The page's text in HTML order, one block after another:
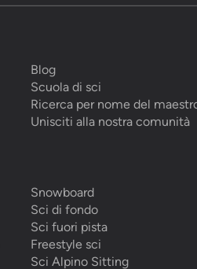
Blog
Scuola di sci
Ricerca per nome del
Unisciti alla nostra comunità
Snowboard
Sci di fondo
Sci fuori pista
Freestyle sci
Sci Alpino Sitting